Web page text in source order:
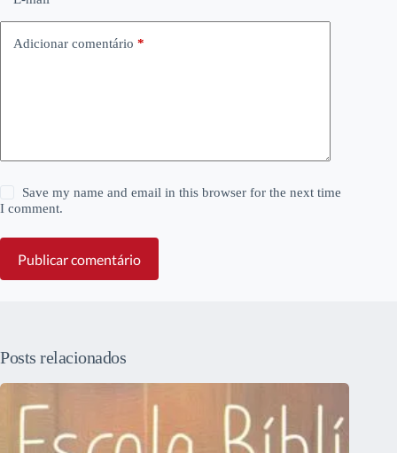
Adicionar comentário *
Save my name and email in this browser for the next time
I comment.
Publicar comentário
Posts relacionados